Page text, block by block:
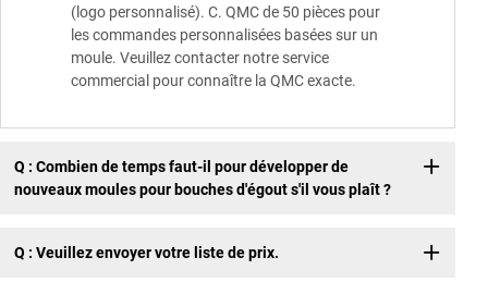
(logo personnalisé). C. QMC de 50 pièces pour
les commandes personnalisées basées sur un
moule. Veuillez contacter notre service
commercial pour connaître la QMC exacte.
Q : Combien de temps faut-il pour développer de
nouveaux moules pour bouches d'égout s'il vous plaît ?
Q : Veuillez envoyer votre liste de prix.